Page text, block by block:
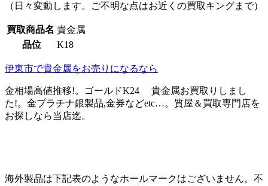
（日々変動します。ご不明な点はお近くの買取キングまで）
買取商品名 貴金属
品位
K18
伊東市で貴金属をお売りになるなら
金相場高値推移!。ゴールドK24 貴金属お買取りしまし
た!。金プラチナ銀製品,金券などetc…。質屋＆買取専門店を
お探しなら当店迄。
海外製品は下記表のようなホールマークはございません。不